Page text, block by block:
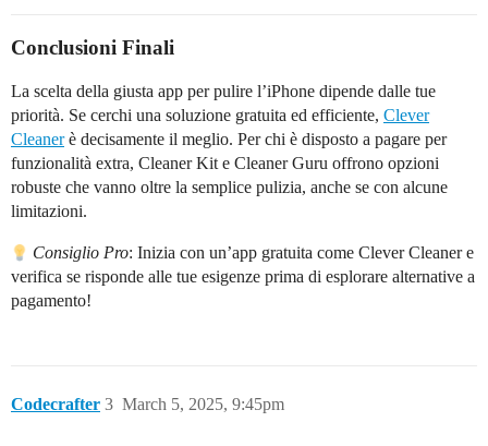
Conclusioni Finali
La scelta della giusta app per pulire l’iPhone dipende dalle tue
priorità. Se cerchi una soluzione gratuita ed efficiente, Clever
Cleanerè decisamente il meglio. Per chi è disposto a pagare per
funzionalità extra, Cleaner Kit e Cleaner Guru offrono opzioni
robuste che vanno oltre la semplice pulizia, anche se con alcune
limitazioni.
Consiglio Pro: Inizia con un’app gratuita come Clever Cleaner e
verifica se risponde alle tue esigenze prima di esplorare alternative a
pagamento!
Codecrafter March 5, 2025, 9:45pm
3